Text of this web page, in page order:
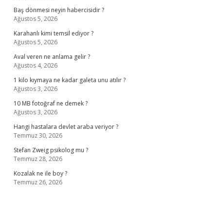
Baş dönmesi neyin habercisidir ?
Ağustos 5, 2026
Karahanlı kimi temsil ediyor ?
Ağustos 5, 2026
Aval veren ne anlama gelir ?
Ağustos 4, 2026
1 kilo kıymaya ne kadar galeta unu atılır ?
Ağustos 3, 2026
10 MB fotoğraf ne demek ?
Ağustos 3, 2026
Hangi hastalara devlet araba veriyor ?
Temmuz 30, 2026
Stefan Zweig psikolog mu ?
Temmuz 28, 2026
Kozalak ne ile boy ?
Temmuz 26, 2026